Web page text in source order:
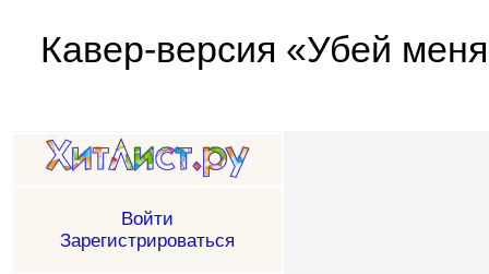
Кавер-версия «Убей
Войти
Зарегистрироваться